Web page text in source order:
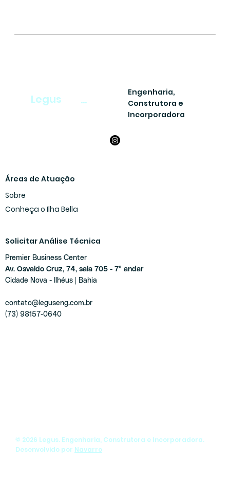
Legus ...
Engenharia,
Construtora e
Incorporadora
Áreas de Atuação
Sobre
Conheça o Ilha Bella
Solicitar Análise Técnica
Premier Business Center
Av. Osvaldo Cruz, 74, sala 705 - 7° andar
Cidade Nova - Ilhéus | Bahia
contato@leguseng.com.br
(73) 98157-0640
© 2026 Legus. Engenharia, Construtora e Incorporadora.
Desenvolvido por Navarro